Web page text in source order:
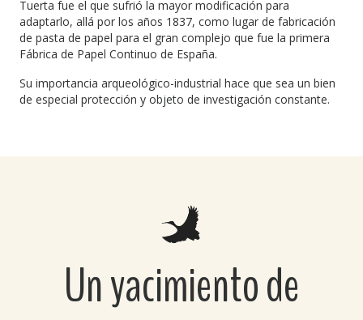
Tuerta fue el que sufrió la mayor modificación para
adaptarlo, allá por los años 1837, como lugar de fabricación
de pasta de papel para el gran complejo que fue la primera
Fábrica de Papel Continuo de España.
Su importancia arqueológico-industrial hace que sea un bien
de especial protección y objeto de investigación constante.
Un yacimiento de